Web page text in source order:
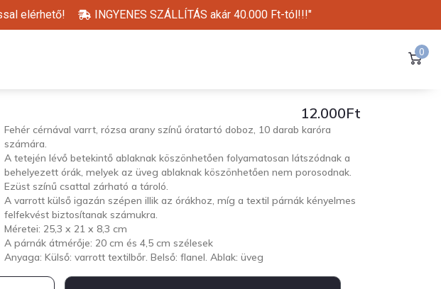
elérhető! INGYENES SZÁLLÍTÁS akár 40.000 Ft-tól!!!"
0
12.000Ft
Fehér cérnával varrt, rózsa arany színű óratartó doboz, 10 darab karóra
számára.
A tetején lévő betekintő ablaknak köszönhetően folyamatosan látszódnak a
behelyezett órák, melyek az üveg ablaknak köszönhetően nem porosodnak.
Ezüst színű csattal zárható a tároló.
A varrott külső igazán szépen illik az órákhoz, míg a textil párnák kényelmes
felfekvést biztosítanak számukra.
Méretei: 25,3 x 21 x 8,3 cm
A párnák átmérője: 20 cm és 4,5 cm szélesek
Anyaga: Külső: varrott textilbőr. Belső: flanel. Ablak: üveg